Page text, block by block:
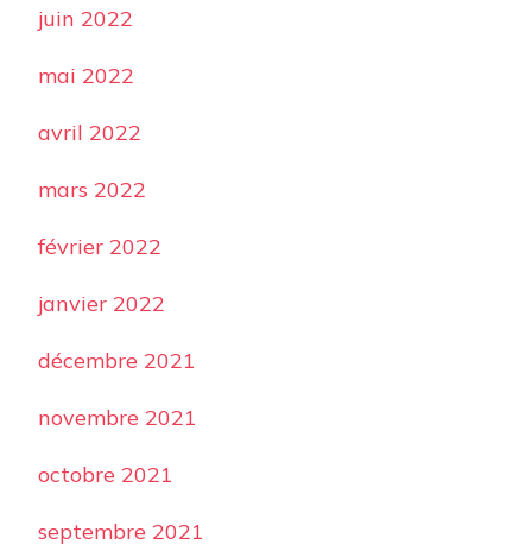
juin 2022
mai 2022
avril 2022
mars 2022
février 2022
janvier 2022
décembre 2021
novembre 2021
octobre 2021
septembre 2021